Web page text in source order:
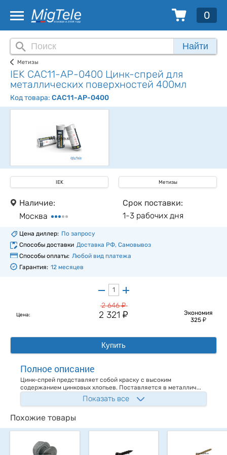
0
Найти
Метизы
IEK CAC11-AP-0400 Цинк-спрей для
металлических поверхностей 400мл
Код товара: CAC11-AP-0400
IEK Метизы
Наличие:
Москва
Срок поставки:
1-3 рабочих дня
Цена диллер: По запросу
Способы доставки Доставка РФ, Самовывоз
Способы оплаты: Любой вид платежа
Гарантия: 12 месяцев
Цена:
2 646у
2 321у
Экономия
325 у
Купить
Полное описание
Цинк-спрей представляет собой краску с высоким
содержанием цинковых хлопьев. Поставляется в металлич...
Показать все
Похожие товары